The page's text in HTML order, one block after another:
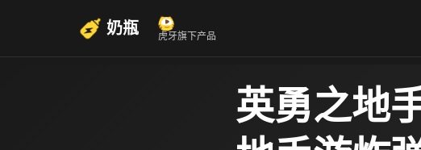
奶瓶 虎牙旗下产品
英勇之地